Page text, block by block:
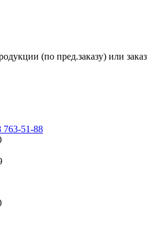
(по пред.заказу) или заказ
763-51-88